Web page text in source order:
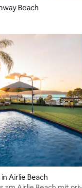
Beach
Airlie Beach